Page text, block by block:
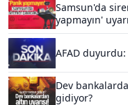
Samsun'da
yapmayın'
AFAD
Dev
gidiyor?